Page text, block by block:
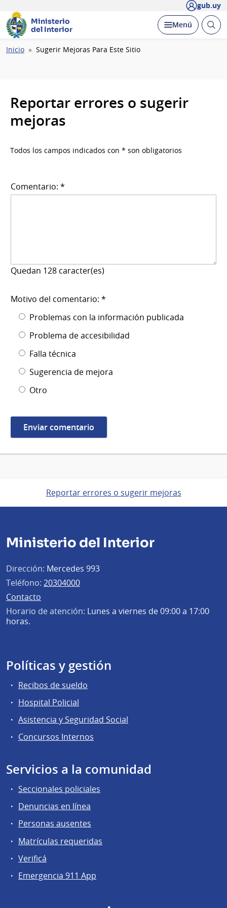
gub.uy
Ministerio
del Interior
Desplegar
Menú Abrir
Ruta
Inicio Sugerir Mejoras Para Este Sitio
Reportar errores o sugerir
mejoras
Todos los campos indicados con * son obligatorios
Comentario: *
Quedan 128 caracter(es)
Motivo del comentario: *
Problemas con la información publicada
Problema de accesibilidad
Falla técnica
Sugerencia de mejora
Otro
Reportar errores o sugerir mejoras
Ministerio del Interior
Dirección: Mercedes 993
Teléfono: 20304000
Contacto
Horario de atención: Lunes a viernes de 09:00 a 17:00
horas.
Políticas y gestión
Recibos de sueldo
Hospital Policial
Asistencia y Seguridad Social
Concursos Internos
Servicios a la comunidad
Seccionales policiales
Denuncias en línea
Personas ausentes
Matrículas requeridas
Verificá
Emergencia 911 App